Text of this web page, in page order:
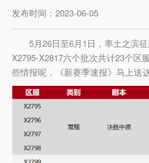
发布时间： 2023-06-05
5月26日至6月1日，率土之滨征
X2795-X2817六个批次共计23个区
些情报呢，《新赛季速报》马上送